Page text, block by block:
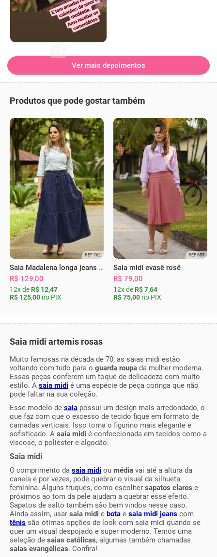
Ver mais depoimentos
Produtos que pode gostar também
REF 762
Saia Madalena longa jeans escura
R$ 129,00
12x de R$ 12,47
R$ 125,00 no PIX
REF 653
Saia midi evasê rosê
R$ 79,00
12x de R$ 7,64
R$ 75,00 no PIX
Saia midi artemis rosas
Muito famosas na década de 70, as saias midi estão
voltando com tudo para o guarda roupa da mulher moderna.
Essas peças conferem um toque de delicadeza com muito
estilo. A saia midi é uma espécie de peça coringa que não
pode faltar na sua coleção.
Esse modelo de saia possui um design mais arredondado, o
que faz com que o excesso de tecido fique em formato de
camadas verticais. Isso torna o figurino mais elegante e
sofisticado. A saia midi é confeccionada em tecidos como a
viscose, o poliéster e algodão.
Saia midi
O comprimento da saia midi ou média vai até a altura da
canela e por vezes, pode quebrar o visual da silhueta
feminina. Alguns truques, como escolher sapatos claros e
próximos ao tom da pele ajudam a quebrar esse efeito.
Sapatos de salto também são bem vindos nesse caso.
Ainda assim, usar saia midi e bota e saia midi jeans com
tênis são ótimas opções de look com saia midi quando se
quer um visual despojado e super moderno. Temos uma
seleção de saias católicas, algumas também chamadas
saias evangélicas. Confira!